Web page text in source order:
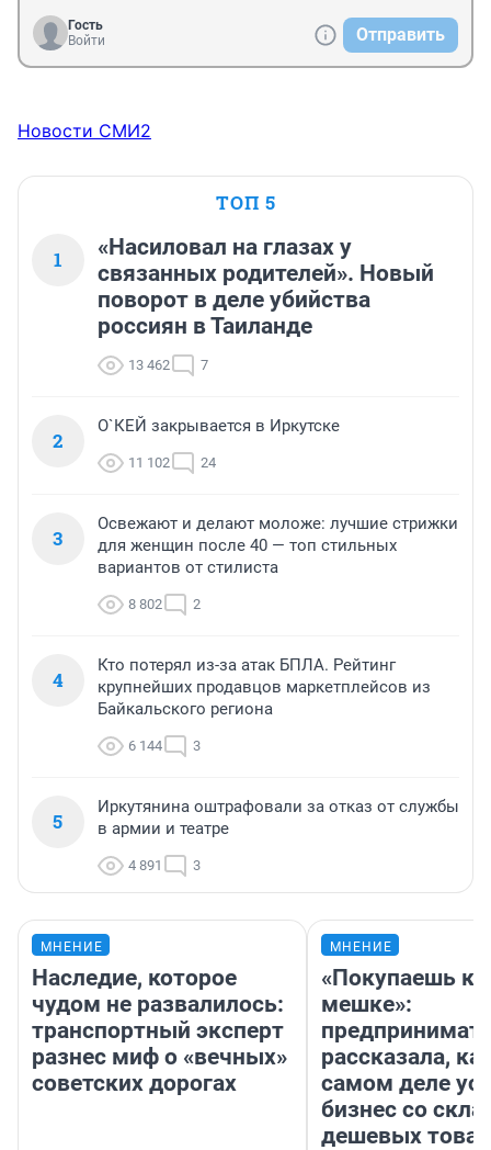
Гость
Войти
Отправить
Новости СМИ2
ТОП 5
1
«Насиловал на глазах у
связанных родителей». Новый
поворот в деле убийства
россиян в Таиланде
13 462 7
2
О`КЕЙ закрывается в Иркутске
11 102 24
3
Освежают и делают моложе: лучшие стрижки
для женщин после 40 — топ стильных
вариантов от стилиста
8 802 2
4
Кто потерял из-за атак БПЛА. Рейтинг
крупнейших продавцов маркетплейсов из
Байкальского региона
6 144 3
5
Иркутянина оштрафовали за отказ от службы
в армии и театре
4 891 3
МНЕНИЕ
Наследие, которое
чудом не развалилось:
транспортный эксперт
разнес миф о «вечных»
советских дорогах
МНЕНИЕ
«Покупаешь
мешке»:
рассказала,
самом деле
бизнес со
дешевых